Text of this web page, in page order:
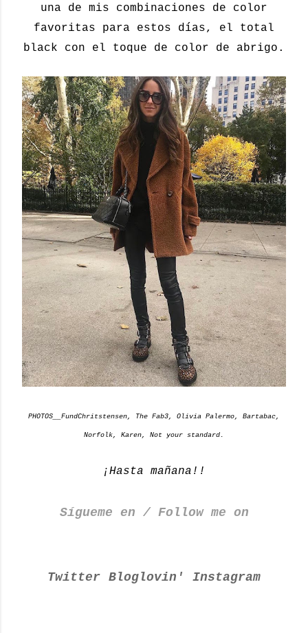
una de mis combinaciones de color
favoritas para estos días, el total
black con el toque de color de abrigo.
PHOTOS__FundChritstensen, The Fab3, Olivia Palermo, Bartabac,
Norfolk, Karen, Not your standard.
¡Hasta mañana!!
Sígueme en / Follow me on
Twitter Bloglovin' Instagram